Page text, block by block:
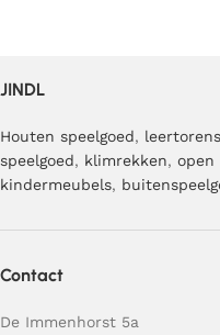
JINDL
Houten speelgoed, leertorens
speelgoed, klimrekken, open
kindermeubels,
Contact
De Immenhorst 5a